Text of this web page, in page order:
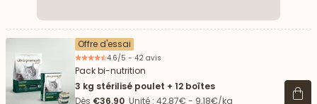
Offre d'essai
4.6/5 - 42 avis
Pack bi-nutrition
3 kg stérilisé poulet + 12 boîtes
Dès €36.90 Unité : 42,87€ - 9,18€/kg Voir